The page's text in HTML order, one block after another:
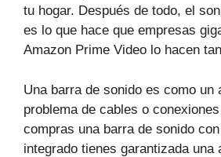
tu hogar. Después de todo, el
es lo que hace que empresas
Amazon Prime Video lo hacen
Una barra de sonido es como un
problema de cables o
compras una barra de sonido
integrado tienes garantizada una